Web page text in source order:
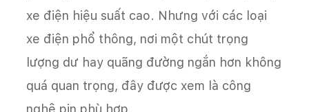
xe điện hiệu suất cao. Nhưng với các loại
xe điện phổ thông, nơi một chút trọng
lượng dư hay quãng đường ngắn hơn không
quá quan trọng, đây được xem là công
nghệ pin phù hợp.